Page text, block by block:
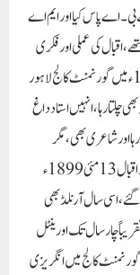
لیا ۔ 1897ء میں اقبال نے بی ۔ اے پاس کیا اور ایم اے
، اقبال کی عملی اور فکری
زندگی کی تشکیل میں ان کا اہم رول رہا ہے ۔ اقبال نے 1899ء میں گورنمنٹ کالج لاہور
رہا ، انہیں استاد داغ
اور شاعری بھی ، مگر
مشاعروں میں نہیں جاتے تھے ، ایم اے پاس کرنے کے بعد اقبال 13 مئی 1899ء
، اسی سال آرنلڈ بھی
چار سال تک اورینٹل
کالج میں انگریزی